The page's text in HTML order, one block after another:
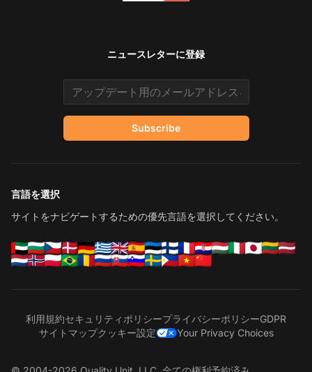
ニュースレターに登録
Email address
Subscribe
言語を選択
サイトをナビゲートするための優先言語を選択してください。
利用規約セキュリティポリシープライバシーポリシーGDPR
サイトマップクッキー設定 Your Privacy Choices